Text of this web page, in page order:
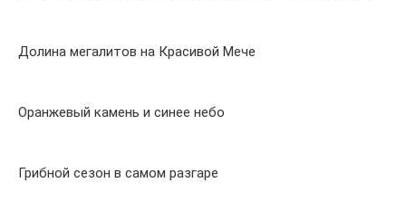
Долина мегалитов на Красивой Мече
Оранжевый камень и синее небо
Грибной сезон в самом разгаре